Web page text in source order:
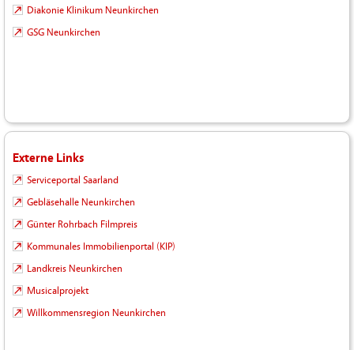
Diakonie Klinikum Neunkirchen
GSG Neunkirchen
Externe Links
Serviceportal Saarland
Gebläsehalle Neunkirchen
Günter Rohrbach Filmpreis
Kommunales Immobilienportal (KIP)
Landkreis Neunkirchen
Musicalprojekt
Willkommensregion Neunkirchen